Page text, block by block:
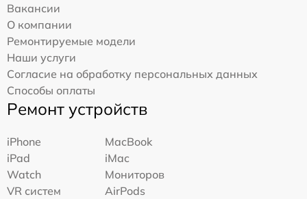
Вакансии
О компании
Ремонтируемые модели
Наши услуги
Согласие на обработку персональных данных
Способы оплаты
Ремонт устройств
iPhone
MacBook
iPad
iMac
Watch
Мониторов
VR систем
AirPods